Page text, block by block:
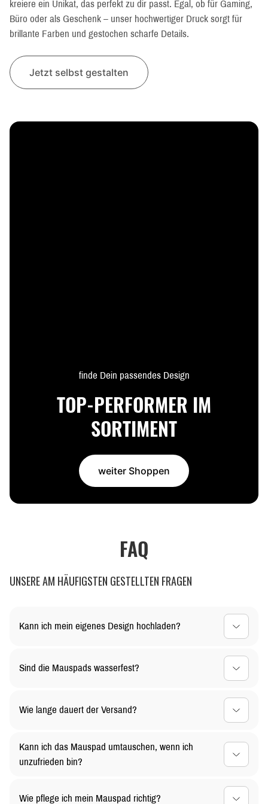
kreiere ein Unikat, das perfekt zu dir passt. Egal, ob für Gaming,
Büro oder als Geschenk – unser hochwertiger Druck sorgt für
brillante Farben und gestochen scharfe Details.
Jetzt selbst gestalten
finde Dein passendes Design
TOP-PERFORMER IM
SORTIMENT
weiter Shoppen
FAQ
UNSERE AM HÄUFIGSTEN GESTELLTEN FRAGEN
Kann ich mein eigenes Design hochladen?
Vorstellungen gestalten! Lade dein individuelles Design
Sind die Mauspads wasserfest?
Ja, die Oberfläche unserer Mauspads ist wasserabweisend.
Kleine Verschüttungen können einfach abgewischt werden,
Wie lange dauert der Versand?
liefern wir innerhalb von 3-5 Werktagen. Bei personalisierten
Designs kann es etwas länger dauern.
Kann ich das Mauspad umtauschen, wenn ich
unzufrieden bin?
innerhalb von 30 Tagen zurückgeben oder umtauschen. Für
Wie pflege ich mein Mauspad richtig?